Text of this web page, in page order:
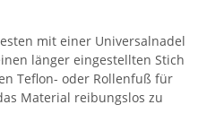
mit einer Universalnadel
länger eingestellten Stich
Teflon- oder Rollenfuß für
Material reibungslos zu